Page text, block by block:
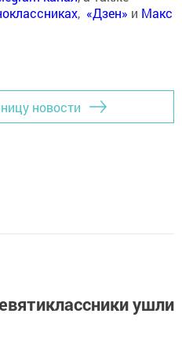
, «Дзен» и Макс
новости
ушли